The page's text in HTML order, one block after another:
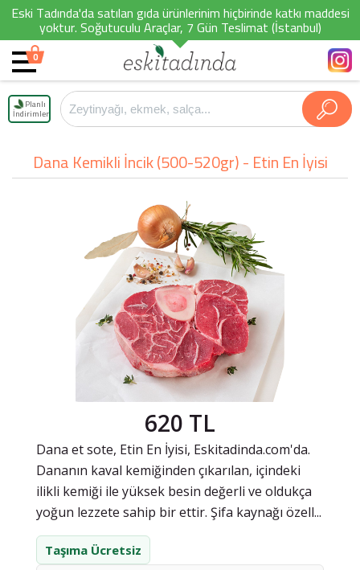
Eski Tadında'da satılan gıda ürünlerinim hiçbirinde katkı maddesi
yoktur. Soğutuculu Araçlar, 7 Gün Teslimat (İstanbul)
0
Planlı
İndirimler
Dana Kemikli İncik (500-520gr) - Etin En İyisi
620 TL
Dana et sote, Etin En İyisi, Eskitadinda.com'da.
Dananın kaval kemiğinden çıkarılan, içindeki
ilikli kemiği ile yüksek besin değerli ve oldukça
yoğun lezzete sahip bir ettir. Şifa kaynağı özell...
Taşıma Ücretsiz